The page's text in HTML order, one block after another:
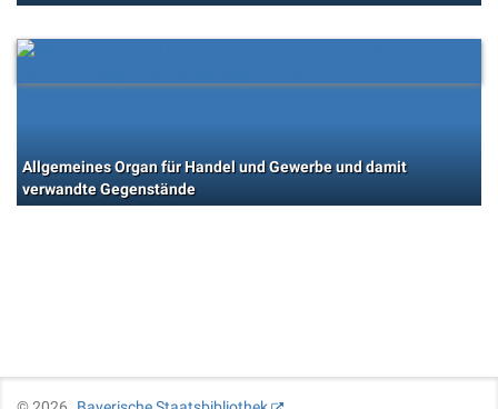
Allgemeines Organ für Handel und Gewerbe und damit
verwandte Gegenstände